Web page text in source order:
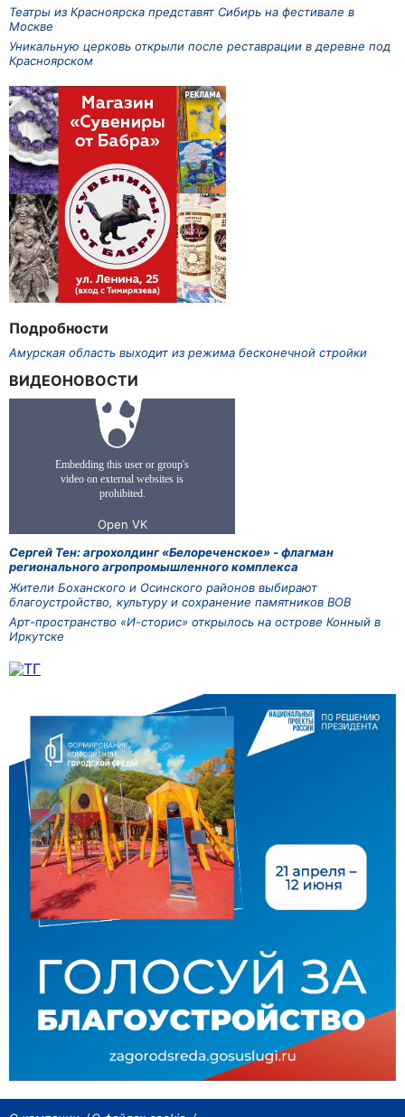
Театры из Красноярска представят Сибирь на фестивале в
Москве
Уникальную церковь открыли после реставрации в деревне под
Красноярском
Подробности
Амурская область выходит из режима бесконечной стройки
ВИДЕОНОВОСТИ
Сергей Тен: агрохолдинг «Белореченское» - флагман
регионального агропромышленного комплекса
Жители Боханского и Осинского районов выбирают
благоустройство, культуру и сохранение памятников ВОВ
Арт-пространство «И-сторис» открылось на острове Конный в
Иркутске